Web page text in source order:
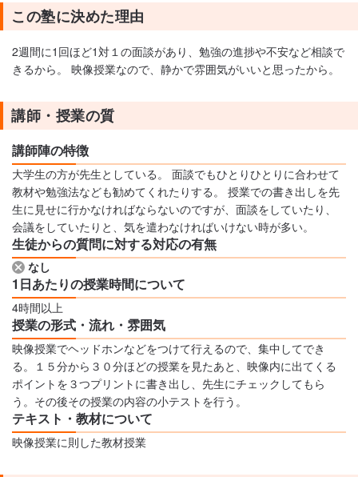
この塾に決めた理由
2週間に1回ほど1対１の面談があり、勉強の進捗や不安など相談で
きるから。 映像授業なので、静かで雰囲気がいいと思ったから。
講師・授業の質
講師陣の特徴
大学生の方が先生としている。 面談でもひとりひとりに合わせて
教材や勉強法なども勧めてくれたりする。 授業での書き出しを先
生に見せに行かなければならないのですが、面談をしていたり、
会議をしていたりと、気を遣わなければいけない時が多い。
生徒からの質問に対する対応の有無
なし
1日あたりの授業時間について
4時間以上
授業の形式・流れ・雰囲気
映像授業でヘッドホンなどをつけて行えるので、集中してでき
る。１５分から３０分ほどの授業を見たあと、映像内に出てくる
ポイントを３つプリントに書き出し、先生にチェックしてもら
う。その後その授業の内容の小テストを行う。
テキスト・教材について
映像授業に則した教材授業